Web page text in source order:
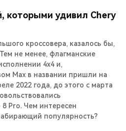
которыми удивил Chery
кроссовера, казалось бы,
не менее, флагманские
4х4 и,
Max в названии пришли на
2022 года, до этого с марта
Pro. Чем интересен
популярность?